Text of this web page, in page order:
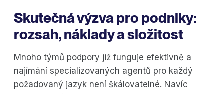
Skutečná výzva pro podniky:
rozsah, náklady a složitost
Mnoho týmů podpory již funguje efektivně a
najímání specializovaných agentů pro každý
požadovaný jazyk není škálovatelné. Navíc